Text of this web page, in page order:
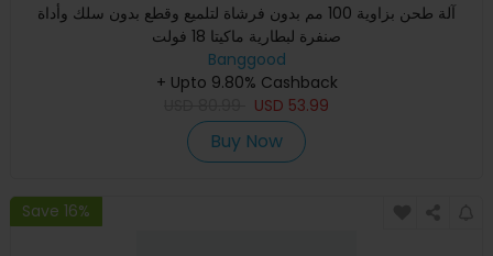
آلة طحن بزاوية 100 مم بدون فرشاة لتلميع وقطع بدون سلك وأداة
صنفرة لبطارية ماكيتا 18 فولت
Banggood
+ Upto 9.80% Cashback
USD 53.99
Buy Now
Save 16%